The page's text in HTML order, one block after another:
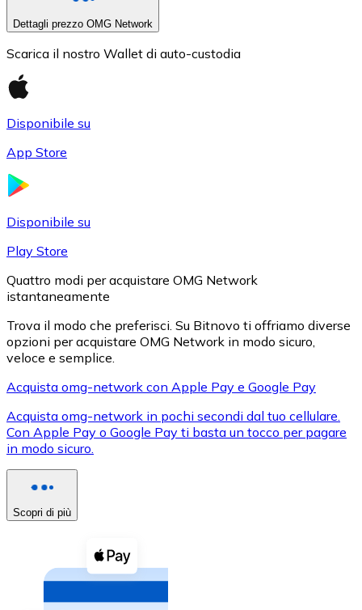
XRP
Acquista criptovalute in contanti e altri mezzi di
Dettagli prezzo OMG Network
Scarica il nostro Wallet di auto-custodia
Disponibile su
App Store
Disponibile su
Play Store
Quattro modi per acquistare OMG Network
istantaneamente
Trova il modo che preferisci. Su Bitnovo ti offriamo diverse
opzioni per acquistare OMG Network in modo sicuro,
veloce e semplice.
Acquista omg-network con Apple Pay e Google Pay
Acquista omg-network in pochi secondi dal tuo cellulare.
Con Apple Pay o Google Pay ti basta un tocco per pagare
in modo sicuro.
Scopri di più